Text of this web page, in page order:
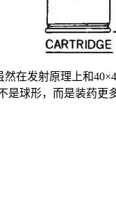
然在发射原理上和
是球形，而是装药更